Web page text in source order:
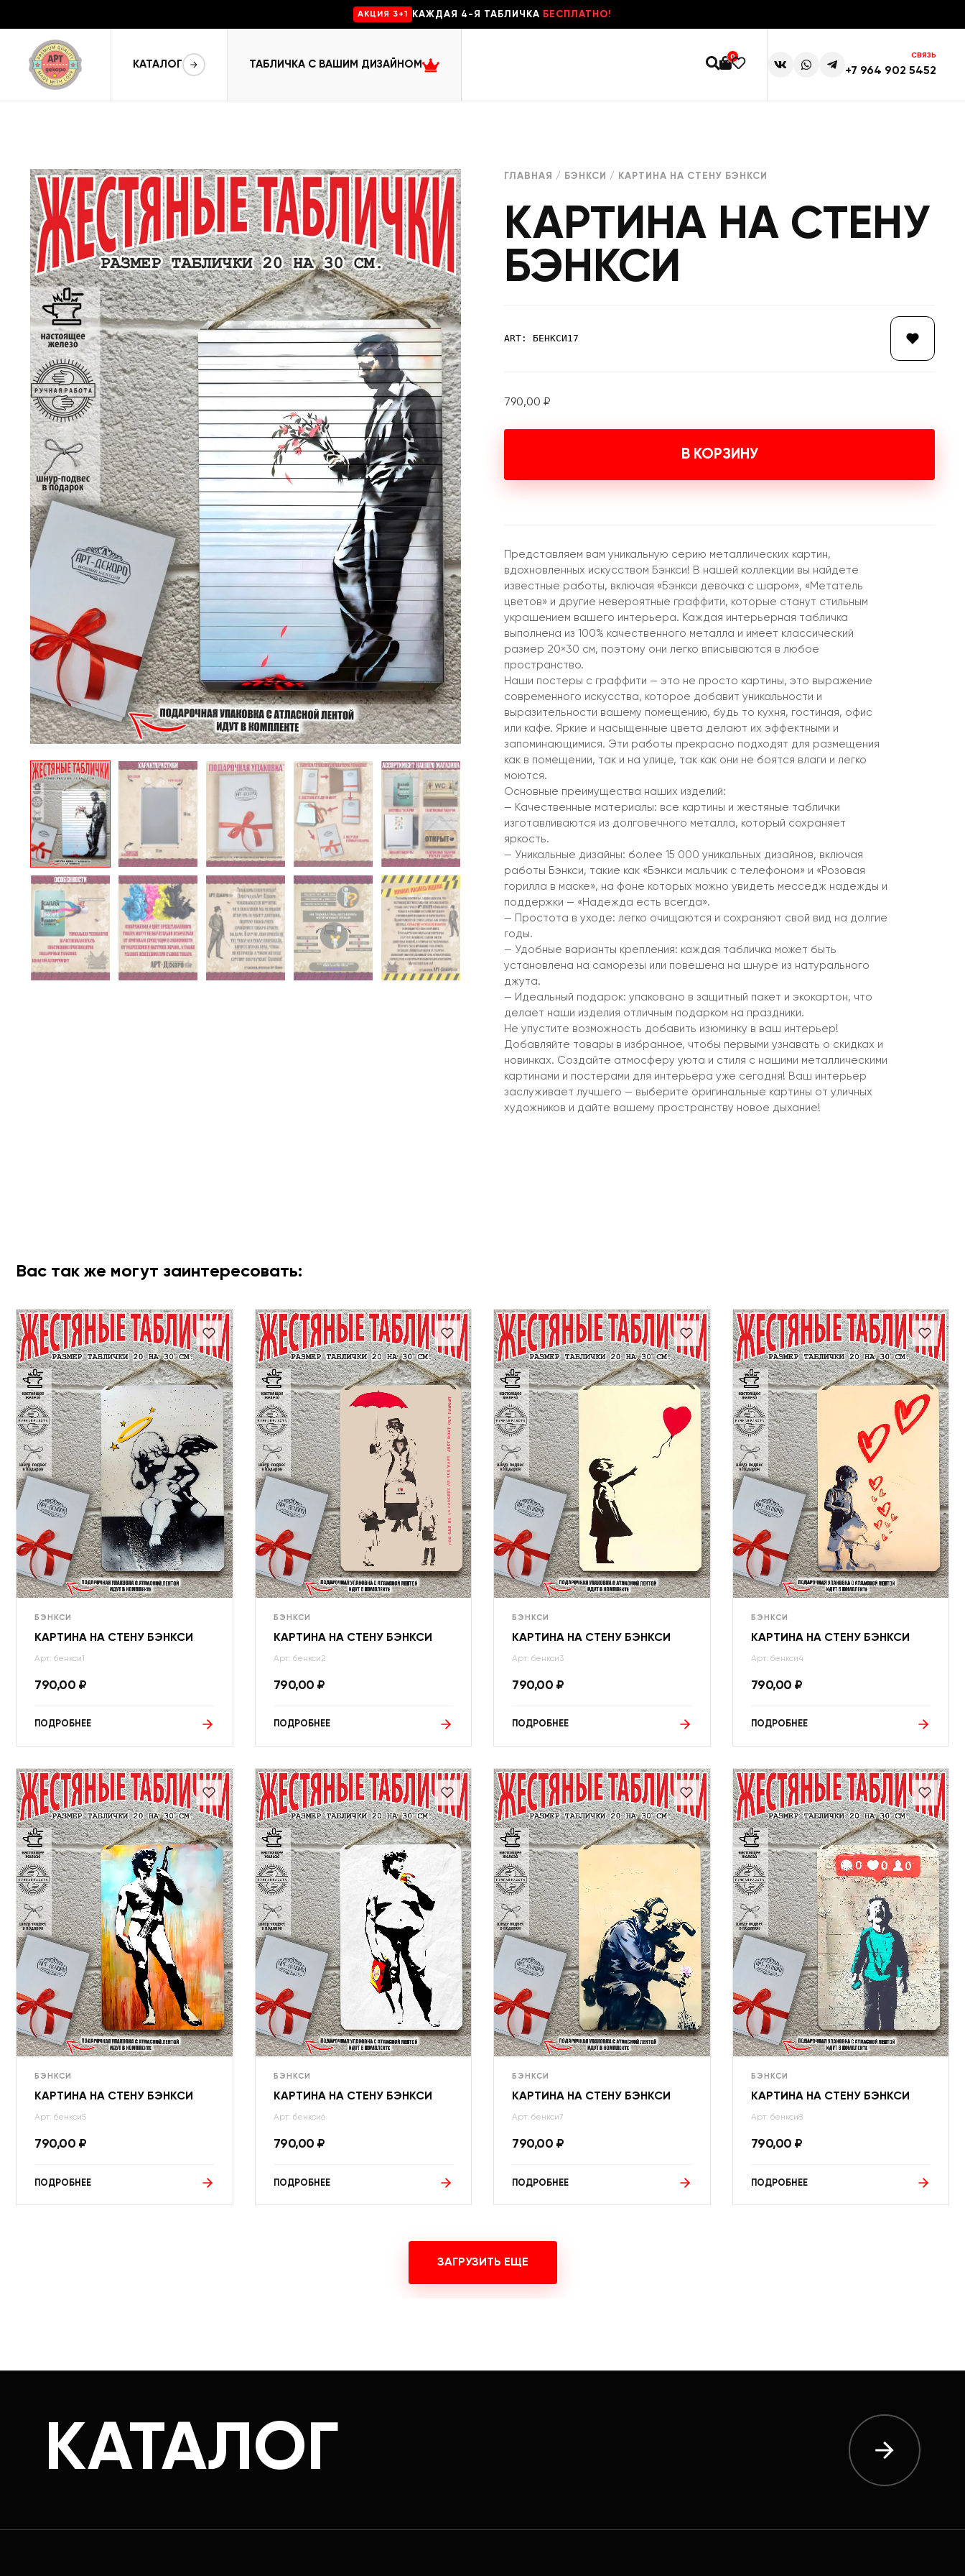
AKЦИЯ 3+1 КАЖДАЯ 4-Я ТАБЛИЧКА БЕСПЛАТНО!
КАТАЛОГ ТАБЛИЧКА С ВАШИМ ДИЗАЙНОМ
0 СВЯЗЬ
+7 964 902 5452
ГЛАВНАЯ / БЭНКСИ / КАРТИНА НА СТЕНУ БЭНКСИ
КАРТИНА НА СТЕНУ
БЭНКСИ
ART: БЕНКСИ17
790,00 ₽
В КОРЗИНУ
Представляем вам уникальную серию металлических картин,
вдохновленных искусством Бэнкси! В нашей коллекции вы найдете
известные работы, включая «Бэнкси девочка с шаром», «Метатель
цветов» и другие невероятные граффити, которые станут стильным
украшением вашего интерьера. Каждая интерьерная табличка
выполнена из 100% качественного металла и имеет классический
размер 20×30 см, поэтому они легко вписываются в любое
пространство.
Наши постеры с граффити — это не просто картины, это выражение
современного искусства, которое добавит уникальности и
выразительности вашему помещению, будь то кухня, гостиная, офис
или кафе. Яркие и насыщенные цвета делают их эффектными и
запоминающимися. Эти работы прекрасно подходят для размещения
как в помещении, так и на улице, так как они не боятся влаги и легко
моются.
Основные преимущества наших изделий:
— Качественные материалы: все картины и жестяные таблички
изготавливаются из долговечного металла, который сохраняет
яркость.
— Уникальные дизайны: более 15 000 уникальных дизайнов, включая
работы Бэнкси, такие как «Бэнкси мальчик с телефоном» и «Розовая
горилла в маске», на фоне которых можно увидеть месседж надежды и
поддержки — «Надежда есть всегда».
— Простота в уходе: легко очищаются и сохраняют свой вид на долгие
годы.
— Удобные варианты крепления: каждая табличка может быть
установлена на саморезы или повешена на шнуре из натурального
джута.
— Идеальный подарок: упаковано в защитный пакет и экокартон, что
делает наши изделия отличным подарком на праздники.
Не упустите возможность добавить изюминку в ваш интерьер!
Добавляйте товары в избранное, чтобы первыми узнавать о скидках и
новинках. Создайте атмосферу уюта и стиля с нашими металлическими
картинами и постерами для интерьера уже сегодня! Ваш интерьер
заслуживает лучшего — выберите оригинальные картины от уличных
художников и дайте вашему пространству новое дыхание!
Вас так же могут заинтересовать:
БЭНКСИ
КАРТИНА НА СТЕНУ БЭНКСИ
Арт: бенкси1
790,00 ₽
ПОДРОБНЕЕ
БЭНКСИ
КАРТИНА НА СТЕНУ БЭНКСИ
Арт: бенкси2
790,00 ₽
ПОДРОБНЕЕ
БЭНКСИ
КАРТИНА НА СТЕНУ БЭНКСИ
Арт: бенкси3
790,00 ₽
ПОДРОБНЕЕ
БЭНКСИ
КАРТИНА НА СТЕНУ БЭНКСИ
Арт: бенкси4
790,00 ₽
ПОДРОБНЕЕ
БЭНКСИ
КАРТИНА НА СТЕНУ БЭНКСИ
Арт: бенкси5
790,00 ₽
ПОДРОБНЕЕ
БЭНКСИ
КАРТИНА НА СТЕНУ БЭНКСИ
Арт: бенкси6
790,00 ₽
ПОДРОБНЕЕ
БЭНКСИ
КАРТИНА НА СТЕНУ БЭНКСИ
Арт: бенкси7
790,00 ₽
ПОДРОБНЕЕ
БЭНКСИ
КАРТИНА НА СТЕНУ БЭНКСИ
Арт: бенкси8
790,00 ₽
ПОДРОБНЕЕ
ЗАГРУЗИТЬ ЕЩЕ
КАТАЛОГ